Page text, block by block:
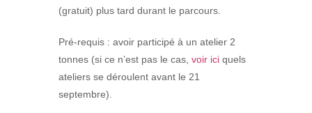
(gratuit) plus tard durant le parcours.
Pré-requis : avoir participé à un atelier 2
tonnes (si ce n’est pas le cas, voir ici quels
ateliers se déroulent avant le 21
septembre).